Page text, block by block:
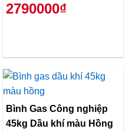
2790000₫
Bình Gas Công nghiệp
45kg Dầu khí màu Hồng